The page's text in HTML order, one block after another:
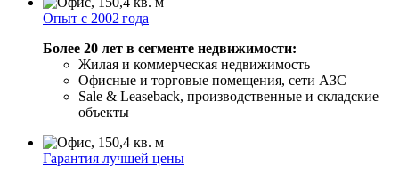
Опыт с 2002 года
Более 20 лет в сегменте недвижимости:
Жилая и коммерческая недвижимость
Офисные и торговые помещения, сети АЗС
Sale & Leaseback, производственные и складские
объекты
Гарантия лучшей цены